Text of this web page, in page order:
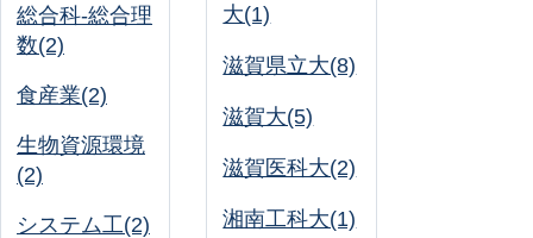
総合科-総合理
数(2)
食産業(2)
生物資源環境
(2)
システム工(2)
大(1)
滋賀県立大(8)
滋賀大(5)
滋賀医科大(2)
湘南工科大(1)